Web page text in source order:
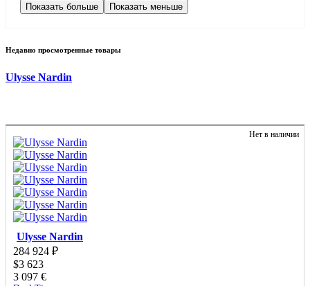
Показать больше Показать меньше
Недавно просмотренные товары
Ulysse Nardin
Нет в наличии
Ulysse Nardin
284 924 ₽
$3 623
3 097 €